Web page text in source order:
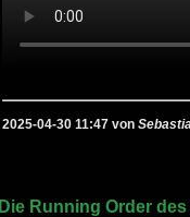
2025-04-30 11:47 von
Die Running Order des